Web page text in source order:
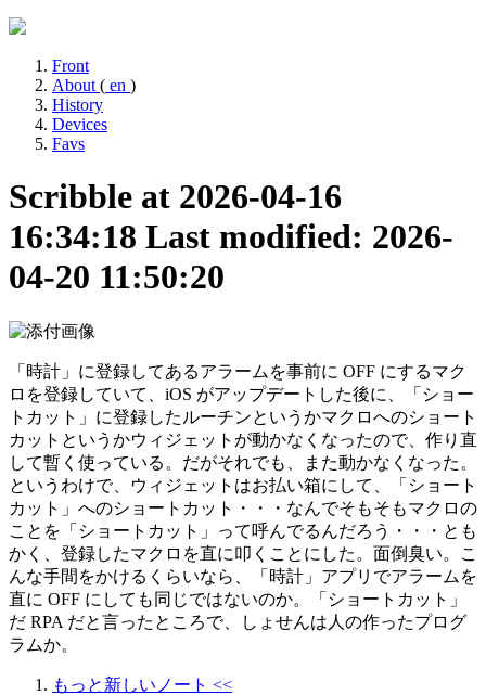
Front
About ( en )
History
Devices
Favs
Scribble at 2026-04-16
16:34:18 Last modified: 2026-
04-20 11:50:20
「時計」に登録してあるアラームを事前に OFF にするマク
ロを登録していて、iOS がアップデートした後に、「ショー
トカット」に登録したルーチンというかマクロへのショート
カットというかウィジェットが動かなくなったので、作り直
して暫く使っている。だがそれでも、また動かなくなった。
というわけで、ウィジェットはお払い箱にして、「ショート
カット」へのショートカット・・・なんでそもそもマクロの
ことを「ショートカット」って呼んでるんだろう・・・とも
かく、登録したマクロを直に叩くことにした。面倒臭い。こ
んな手間をかけるくらいなら、「時計」アプリでアラームを
直に OFF にしても同じではないのか。「ショートカット」
だ RPA だと言ったところで、しょせんは人の作ったプログ
ラムか。
もっと新しいノート <<